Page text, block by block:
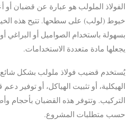
الفولاذ الملولب هو عبارة عن قضبان أو
خيوط (لولب) على سطحها. تتيح هذه
بسهولة باستخدام الصواميل أو البراغي
يجعلها مادة متعددة الاستخدامات.
يُستخدم قضيب فولاذ ملولب بشكل شائع
الهيكلية، أو تثبيت الهياكل، أو توفير دعم
التركيب. وتتوفر هذه القضبان بأحجام
حسب متطلبات المشروع.